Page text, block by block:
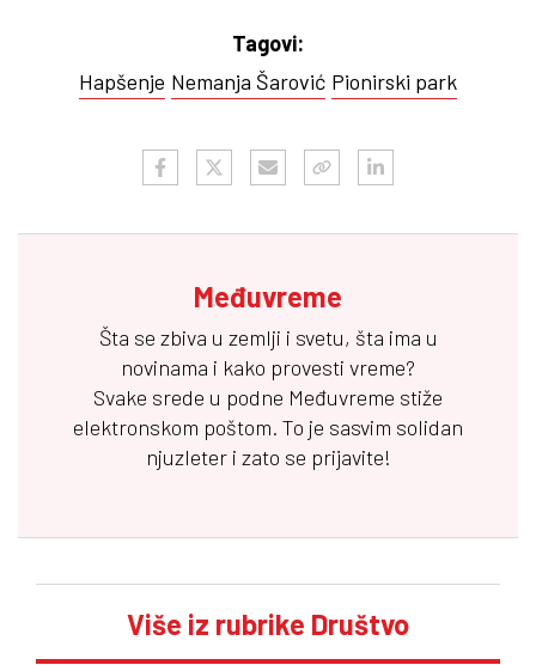
Tagovi:
Hapšenje Nemanja Šarović Pionirski park
Međuvreme
Šta se zbiva u zemlji i svetu, šta ima u
novinama i kako provesti vreme?
Svake srede u podne Međuvreme stiže
elektronskom poštom. To je sasvim solidan
njuzleter i zato se prijavite!
Više iz rubrike Društvo